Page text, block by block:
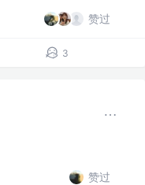
赞过
3
赞过